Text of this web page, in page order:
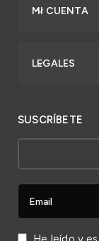
MI CUENTA
LEGALES
SUSCRÍBETE